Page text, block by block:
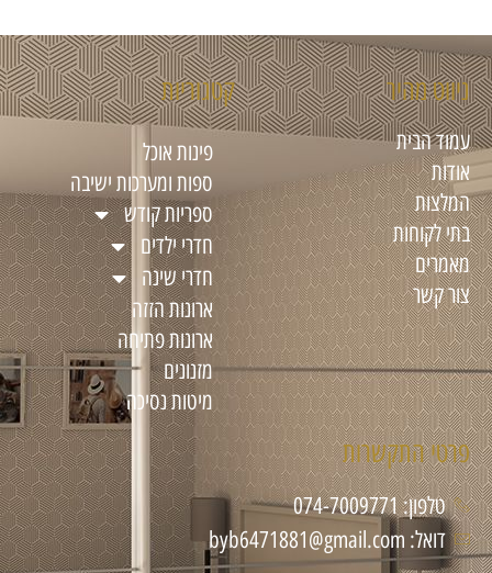
ניווט מהיר
עמוד הבית
אודות
המלצות
בתי לקוחות
מאמרים
צור קשר
קטגוריות
פינות אוכל
ספות ומערכות ישיבה
ספריות קודש
חדרי ילדים
חדרי שינה
ארונות הזזה
ארונות פתיחה
מזנונים
מיטות נסיכה
פרטי התקשרות
טלפון: 074-7009771
דואל: byb6471881@gmail.com